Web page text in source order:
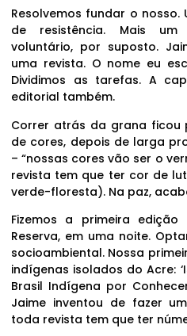
Resolvemos fundar o
de resistência. Mais
voluntário, por suposto.
uma revista. O nome eu
Dividimos as tarefas. A
editorial também.
Correr atrás da grana ficou
de cores, depois de larga
– “nossas cores vão ser o
revista tem que ter cor de
verde-floresta). Na paz,
Fizemos a primeira
Reserva, em uma noite.
socioambiental. Nossa
indígenas isolados do Acre:
Brasil Indígena por
Jaime inventou de fazer
toda revista tem que ter